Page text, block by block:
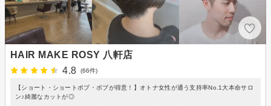
HAIR MAKE ROSY 八軒店
4.8
(66件)
【ショート・ショートボブ・ボブが得意！】オトナ女性が通う支持率No.1大本命サロ
ン♪綺麗なカットが◎